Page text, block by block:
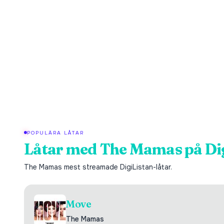
POPULÄRA LÅTAR
Låtar medThe Mamaspå
The Mamas mest streamade DigiListan-låtar.
Move
The Mamas